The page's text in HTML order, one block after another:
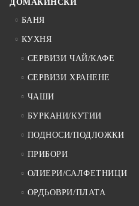
ДОМАКИНСКИ
БАНЯ
КУХНЯ
СЕРВИЗИ ЧАЙ/КАФЕ
СЕРВИЗИ ХРАНЕНЕ
ЧАШИ
БУРКАНИ/КУТИИ
ПОДНОСИ/ПОДЛОЖКИ
ПРИБОРИ
ОЛИЕРИ/САЛФЕТНИЦИ
ОРДЬОВРИ/ПЛАТА